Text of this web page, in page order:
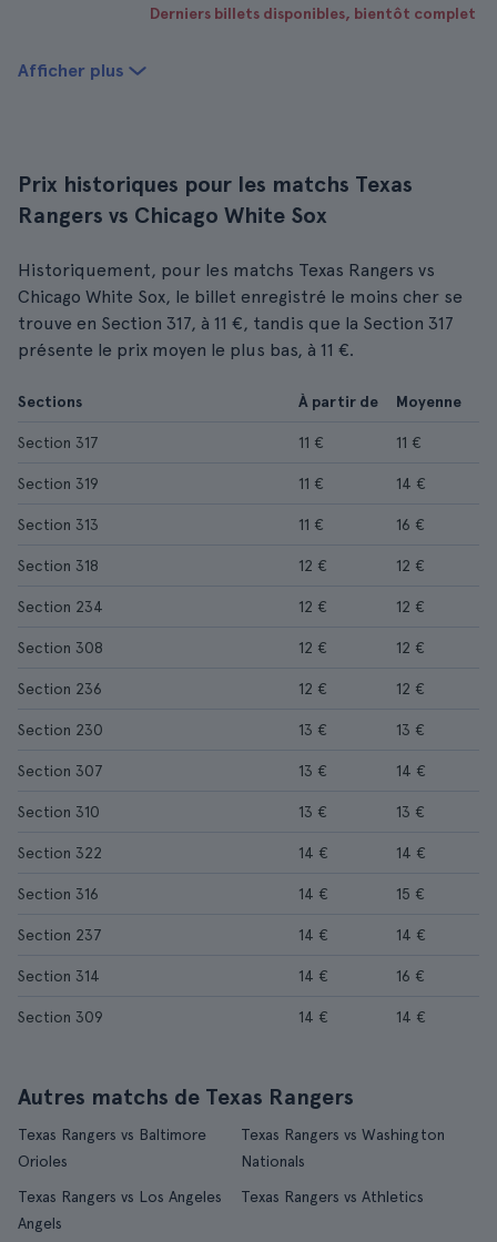
Derniers billets disponibles, bientôt complet
Afficher plus
Prix historiques pour les matchs Texas
Rangers vs Chicago White Sox
Historiquement, pour les matchs Texas Rangers vs
Chicago White Sox, le billet enregistré le moins cher se
trouve en Section 317, à 11 €, tandis que la Section 317
présente le prix moyen le plus bas, à 11 €.
Sections À partir de Moyenne
Section 317 11 € 11 €
Section 319 11 € 14 €
Section 313 11 € 16 €
Section 318 12 € 12 €
Section 234 12 € 12 €
Section 308 12 € 12 €
Section 236 12 € 12 €
Section 230 13 € 13 €
Section 307 13 € 14 €
Section 310 13 € 13 €
Section 322 14 € 14 €
Section 316 14 € 15 €
Section 237 14 € 14 €
Section 314 14 € 16 €
Section 309 14 € 14 €
Autres matchs de Texas Rangers
Texas Rangers vs Baltimore
Orioles
Texas Rangers vs Washington
Nationals
Texas Rangers vs Los Angeles
Angels
Texas Rangers vs Athletics